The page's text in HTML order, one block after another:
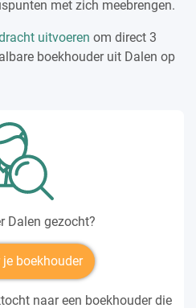
met zich meebrengen.
uitvoeren om direct 3
boekhouder uit Dalen op
Dalen gezocht?
boekhouder
naar een boekhouder die